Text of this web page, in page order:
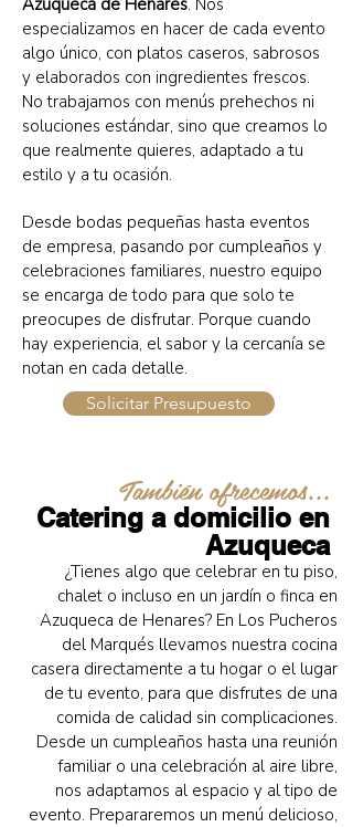
Azuqueca de Henares. Nos
especializamos en hacer de cada evento
algo único, con platos caseros, sabrosos
y elaborados con ingredientes frescos.
No trabajamos con menús prehechos ni
soluciones estándar, sino que creamos lo
que realmente quieres, adaptado a tu
estilo y a tu ocasión.
Desde bodas pequeñas hasta eventos
de empresa, pasando por cumpleaños y
celebraciones familiares, nuestro equipo
se encarga de todo para que solo te
preocupes de disfrutar. Porque cuando
hay experiencia, el sabor y la cercanía se
notan en cada detalle.
Solicitar Presupuesto
También ofrecemos...
Catering a domicilio en
Azuqueca
¿Tienes algo que celebrar en tu piso,
chalet o incluso en un jardín o finca en
Azuqueca de Henares? En Los Pucheros
del Marqués llevamos nuestra cocina
casera directamente a tu hogar o el lugar
de tu evento, para que disfrutes de una
comida de calidad sin complicaciones.
Desde un cumpleaños hasta una reunión
familiar o una celebración al aire libre,
nos adaptamos al espacio y al tipo de
evento. Prepararemos un menú delicioso,